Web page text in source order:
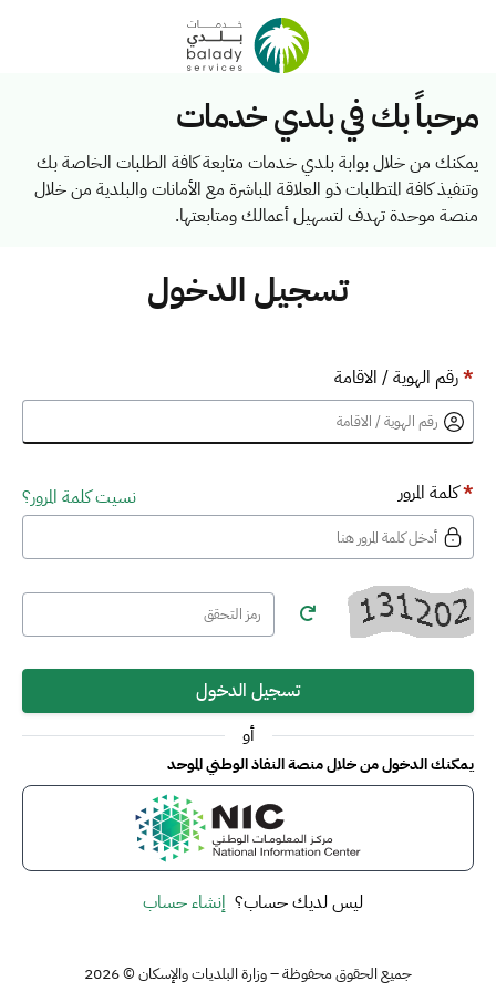
مرحباً بك في بلدي خدمات
يمكنك من خلال بوابة بلدي خدمات متابعة كافة الطلبات الخاصة بك
وتنفيذ كافة المتطلبات ذو العلاقة المباشرة مع الأمانات والبلدية من خلال
منصة موحدة تهدف لتسهيل أعمالك ومتابعتها.
تسجيل الدخول
*رقم الهوية / الاقامة
*كلمة المرور نسيت كلمة المرور؟
تسجيل الدخول
أو
يمكنك الدخول من خلال منصة النفاذ الوطني الموحد
ليس لديك حساب؟ إنشاء حساب
جميع الحقوق محفوظة – وزارة البلديات والإسكان © 2026